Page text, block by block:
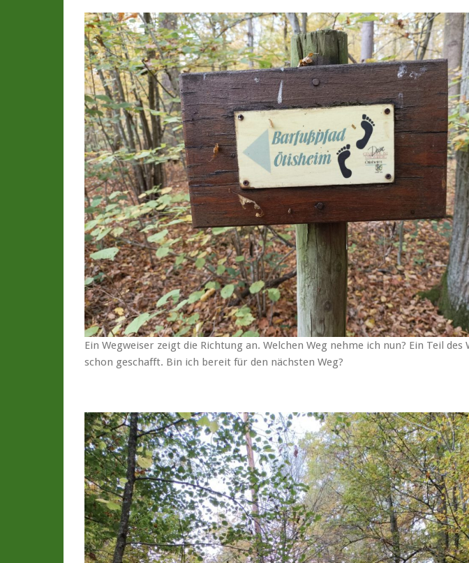
Ein Wegweiser zeigt die Richtung an. Welchen Weg nehme ich nun? Ein Teil des
schon geschafft. Bin ich bereit für den nächsten Weg?